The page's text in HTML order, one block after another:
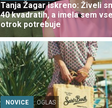
Tanja Žagar iskreno: Živeli
40 kvadratih, a imela sem
otrok potrebuje
NOVICE OGLAS